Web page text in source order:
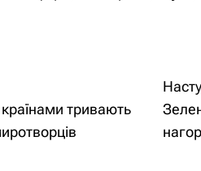
тривають